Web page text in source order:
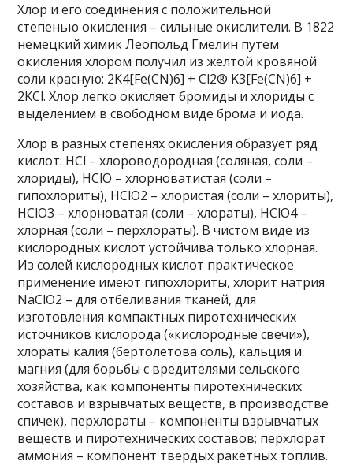
Хлор и его соединения с положительной
степенью окисления – сильные окислители. В 1822
немецкий химик Леопольд Гмелин путем
окисления хлором получил из желтой кровяной
соли красную: 2K4[Fe(CN)6] + Cl2® K3[Fe(CN)6] +
2KCl. Хлор легко окисляет бромиды и хлориды с
выделением в свободном виде брома и иода.
Хлор в разных степенях окисления образует ряд
кислот: HCl – хлороводородная (соляная, соли –
хлориды), HClO – хлорноватистая (соли –
гипохлориты), HClO2 – хлористая (соли – хлориты),
HClO3 – хлорноватая (соли – хлораты), HClO4 –
хлорная (соли – перхлораты). В чистом виде из
кислородных кислот устойчива только хлорная.
Из солей кислородных кислот практическое
применение имеют гипохлориты, хлорит натрия
NaClO2 – для отбеливания тканей, для
изготовления компактных пиротехнических
источников кислорода («кислородные свечи»),
хлораты калия (бертолетова соль), кальция и
магния (для борьбы с вредителями сельского
хозяйства, как компоненты пиротехнических
составов и взрывчатых веществ, в производстве
спичек), перхлораты – компоненты взрывчатых
веществ и пиротехнических составов; перхлорат
аммония – компонент твердых ракетных топлив.